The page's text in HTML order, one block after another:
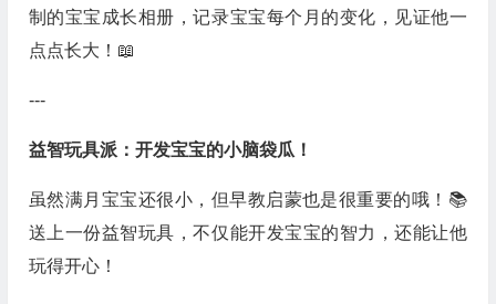
制的宝宝成长相册，记录宝宝每个月的变化，见证他一
点点长大！📖
---
益智玩具派：开发宝宝的小脑袋瓜！
虽然满月宝宝还很小，但早教启蒙也是很重要的哦！📚
送上一份益智玩具，不仅能开发宝宝的智力，还能让他
玩得开心！